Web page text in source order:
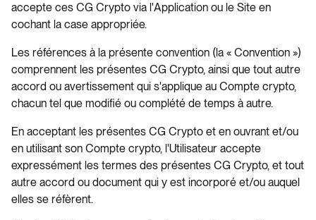
accepte ces CG Crypto via l'Application ou le Site en
cochant la case appropriée.
Les références à la présente convention (la « Convention »)
comprennent les présentes CG Crypto, ainsi que tout autre
accord ou avertissement qui s'applique au Compte crypto,
chacun tel que modifié ou complété de temps à autre.
En acceptant les présentes CG Crypto et en ouvrant et/ou
en utilisant son Compte crypto, l'Utilisateur accepte
expressément les termes des présentes CG Crypto, et tout
autre accord ou document qui y est incorporé et/ou auquel
elles se réfèrent.